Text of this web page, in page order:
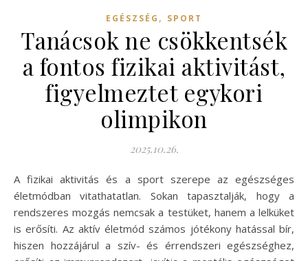
EGÉSZSÉG , SPORT
Tanácsok ne csökkentsék
a fontos fizikai aktivitást,
figyelmeztet egykori
olimpikon
2025.10.26.
A fizikai aktivitás és a sport szerepe az egészséges
életmódban vitathatatlan. Sokan tapasztalják, hogy a
rendszeres mozgás nemcsak a testüket, hanem a lelküket
is erősíti. Az aktív életmód számos jótékony hatással bír,
hiszen hozzájárul a szív- és érrendszeri egészséghez,